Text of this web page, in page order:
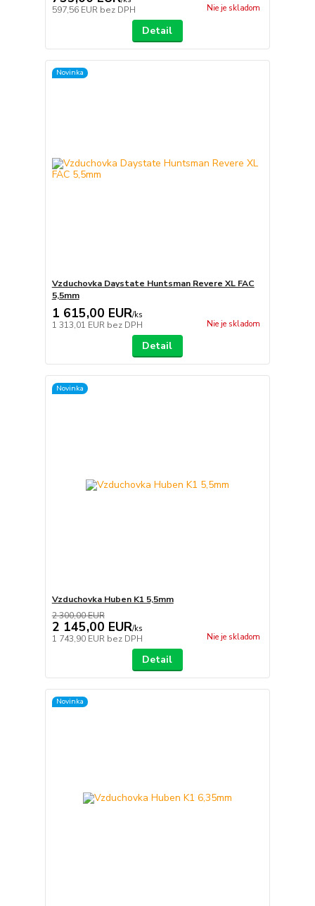
597,56 EUR bez DPH Nie je skladom
Detail
Novinka
Vzduchovka Daystate Huntsman Revere XL FAC
5,5mm
1 615,00 EUR/ks
1 313,01 EUR bez DPH Nie je skladom
Detail
Novinka
Vzduchovka Huben K1 5,5mm
2 300,00 EUR
2 145,00 EUR/ks
1 743,90 EUR bez DPH Nie je skladom
Detail
Novinka